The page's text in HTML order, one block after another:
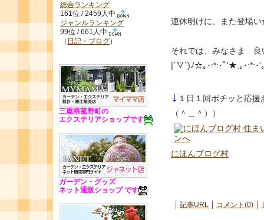
連休明けに、また登
それでは、みなさま 良
|´▽`)ﾉ☆｡･:*:･ﾟ'★,｡･:*:･'
↓ １日１回ポチッと応
（＾＿＾））
にほんブログ村
記事URL コメント(0)
総合ランキング
161位 / 2459人中
ジャンルランキング
99位 / 661人中
（ 日記・ブログ）
三重県菰野町の
エクステリアショップです
ガーデン・グッズ
ネット通販ショップ です